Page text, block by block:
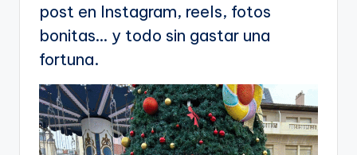
post en Instagram, reels, fotos
bonitas… y todo sin gastar una
fortuna.